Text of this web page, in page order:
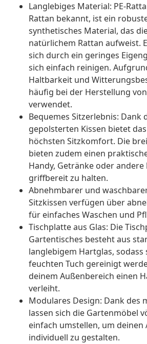
Langlebiges Material: PE-
Rattan bekannt, ist ein
synthetisches Material, das
natürlichem Rattan aufweist.
sich durch ein geringes
sich einfach reinigen.
Haltbarkeit und
häufig bei der Herstellung
verwendet.
Bequemes Sitzerlebnis: Dank
gepolsterten Kissen bietet
höchsten Sitzkomfort. Die
bieten zudem einen
Handy, Getränke oder
griffbereit zu halten.
Abnehmbarer und
Sitzkissen verfügen über
für einfaches Waschen und
Tischplatte aus Glas: Die
Gartentisches besteht aus
langlebigem Hartglas, sodass
feuchten Tuch gereinigt
deinem Außenbereich einen
verleiht.
Modulares Design: Dank des
lassen sich die Gartenmöbel
einfach umstellen, um deinen
individuell zu gestalten.